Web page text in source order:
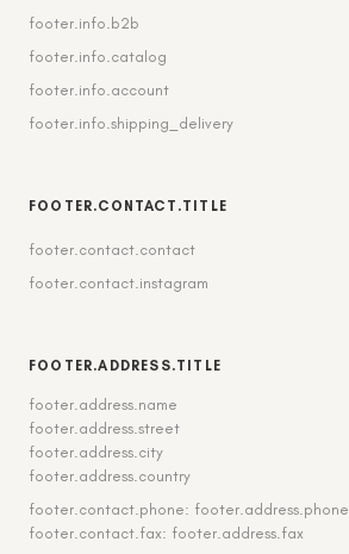
footer.info.b2b
footer.info.catalog
footer.info.account
footer.info.shipping_delivery
FOOTER.CONTACT.TITLE
footer.contact.contact
footer.contact.instagram
FOOTER.ADDRESS.TITLE
footer.address.name
footer.address.street
footer.address.city
footer.address.country
footer.contact.phone: footer.address.phone
footer.contact.fax: footer.address.fax